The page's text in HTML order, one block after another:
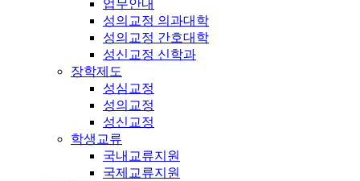
업무안내
성의교정 의과대학
성의교정 간호대학
성신교정 신학과
장학제도
성심교정
성의교정
성신교정
학생교류
국내교류지원
국제교류지원